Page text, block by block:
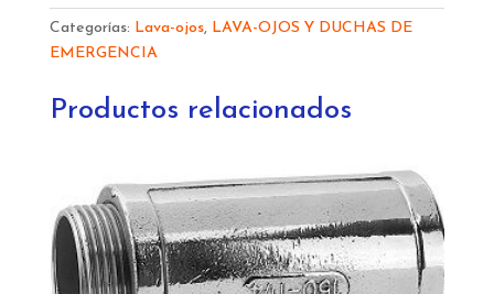
PARED
2
ART/4670
R137
Categorías: Lava-ojos, LAVA-OJOS Y DUCHAS DE
EMERGENCIA
Productos relacionados